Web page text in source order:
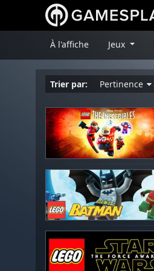
À l'affiche Jeux
Trier par: Pertinence